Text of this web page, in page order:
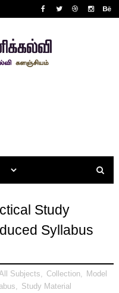
Study
Syllabus
Subjects Collection,
Model
Study Material